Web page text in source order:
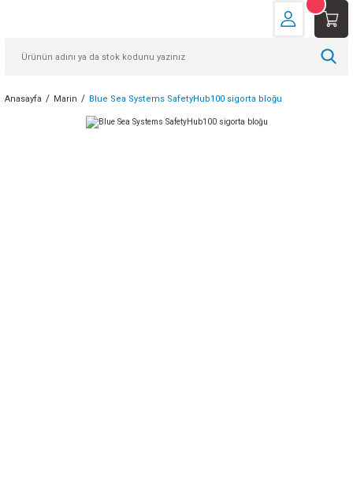
Anasayfa Marin Blue Sea Systems SafetyHub100 sigorta bloğu